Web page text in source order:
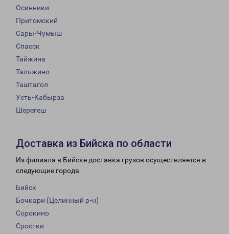
Осинники
Притомский
Сары-Чумыш
Спасск
Тайжина
Тальжино
Таштагол
Усть-Кабырза
Шерегеш
Доставка из Бийска по области
Из филиала в Бийске доставка грузов осуществляется в
следующие города:
Бийск
Бочкари (Целинный р-н)
Сорокино
Сростки